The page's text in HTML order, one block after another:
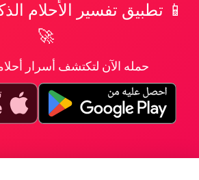
🚀
حمله الآن لتكتشف أسرار